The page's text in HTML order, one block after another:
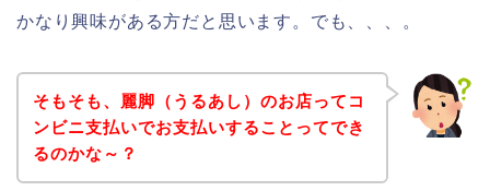
かなり興味がある方だと思います。でも、、、。
そもそも、麗脚（うるあし）のお店ってコ
ンビニ支払いでお支払いすることってでき
るのかな～？